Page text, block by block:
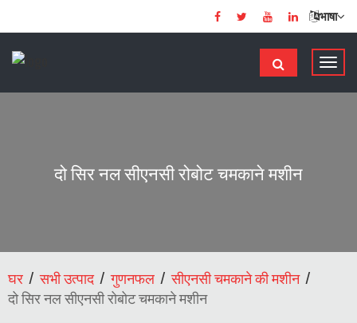
भाषा
टॉ
दो सिर नल सीएनसी रोबोट चमकाने मशीन
घर सभी उत्पाद गुणनफल
सीएनसी चमकाने की मशीन
दो सिर नल सीएनसी रोबोट चमकाने मशीन